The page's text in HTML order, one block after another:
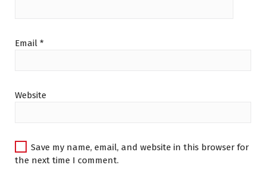
Email *
Website
Save my name, email, and website in this browser for
the next time I comment.